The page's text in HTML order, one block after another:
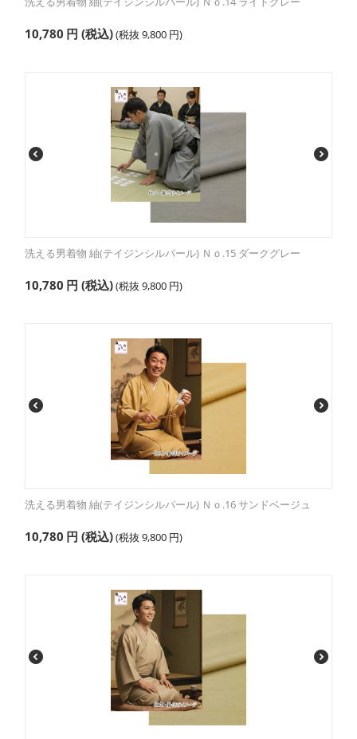
10,780 円 (税込)(税抜 9,800 円)
洗える男着物 紬(テイジンシルパール) Ｎｏ.15 ダークグレー
10,780 円 (税込)(税抜 9,800 円)
洗える男着物 紬(テイジンシルパール) Ｎｏ.16 サンドベージュ
10,780 円 (税込)(税抜 9,800 円)